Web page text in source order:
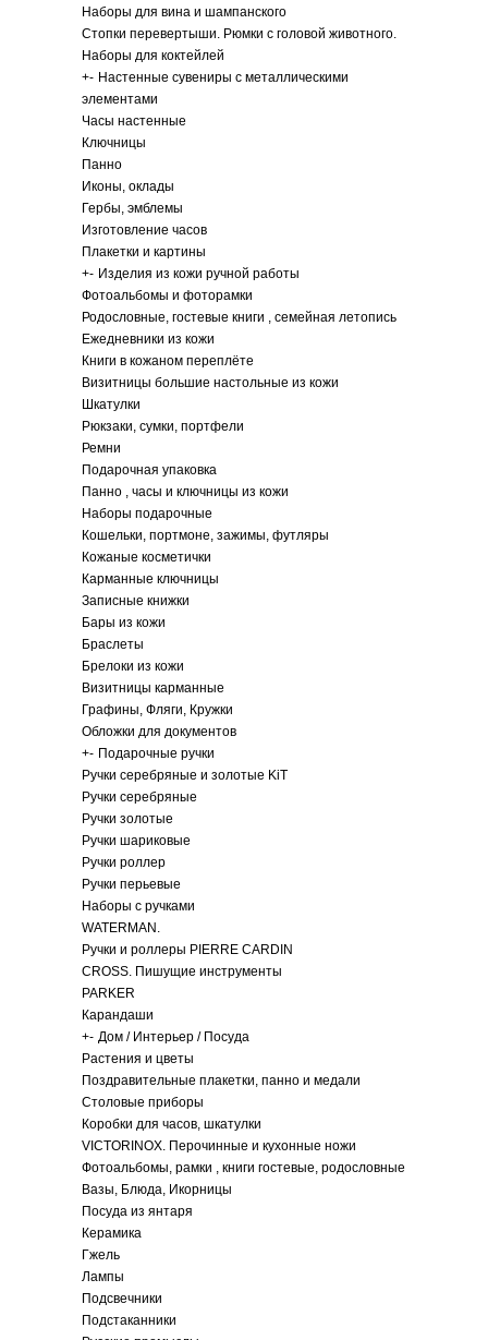
Наборы для вина и шампанского
Стопки перевертыши. Рюмки с головой животного.
Наборы для коктейлей
+- Настенные сувениры с металлическими
элементами
Часы настенные
Ключницы
Панно
Иконы, оклады
Гербы, эмблемы
Изготовление часов
Плакетки и картины
+- Изделия из кожи ручной работы
Фотоальбомы и фоторамки
Родословные, гостевые книги , семейная летопись
Ежедневники из кожи
Книги в кожаном переплёте
Визитницы большие настольные из кожи
Шкатулки
Рюкзаки, сумки, портфели
Ремни
Подарочная упаковка
Панно , часы и ключницы из кожи
Наборы подарочные
Кошельки, портмоне, зажимы, футляры
Кожаные косметички
Карманные ключницы
Записные книжки
Бары из кожи
Браслеты
Брелоки из кожи
Визитницы карманные
Графины, Фляги, Кружки
Обложки для документов
+- Подарочные ручки
Ручки серебряные и золотые KiT
Ручки серебряные
Ручки золотые
Ручки шариковые
Ручки роллер
Ручки перьевые
Наборы с ручками
WATERMAN.
Ручки и роллеры PIERRE CARDIN
CROSS. Пишущие инструменты
PARKER
Карандаши
+- Дом / Интерьер / Посуда
Растения и цветы
Поздравительные плакетки, панно и медали
Столовые приборы
Коробки для часов, шкатулки
VICTORINOX. Перочинные и кухонные ножи
Фотоальбомы, рамки , книги гостевые, родословные
Вазы, Блюда, Икорницы
Посуда из янтаря
Керамика
Гжель
Лампы
Подсвечники
Подстаканники